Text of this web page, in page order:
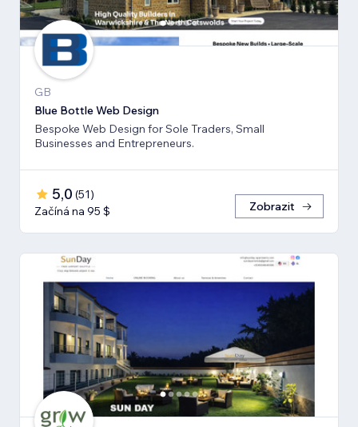
GB
Blue Bottle Web Design
Bespoke Web Design for Sole Traders, Small
Businesses and Entrepreneurs.
5,0 (51)
Začíná na 95 $
Zobrazit